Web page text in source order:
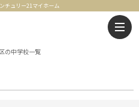
チュリー21マイホーム
の中学校一覧